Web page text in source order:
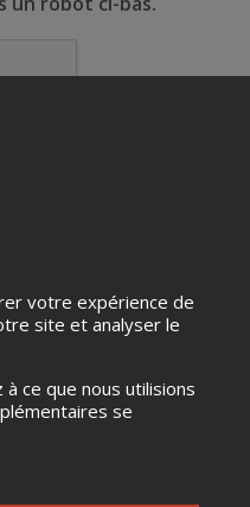
l'événement
et moins
votre expérience de
site et analyser le
ce que nous utilisions
se